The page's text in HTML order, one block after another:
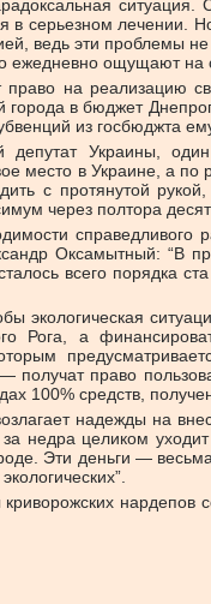
в серьезном лечении.
ведь эти проблемы
ежедневно ощущают на
на реализацию
города в бюджет
из госбюджта
Украины,
место в Украине, а
с протянутой
через полтора
Оксамытный: “В
всего
экологическая
Рога, а
получат право
100% средств,
надежды на
целиком уходит
Эти деньги —